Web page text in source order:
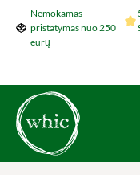
Šokti į pagrindinį
Nemokamas
pristatymas nuo 250
eurų